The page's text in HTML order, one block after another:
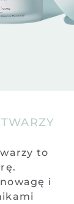
to
i